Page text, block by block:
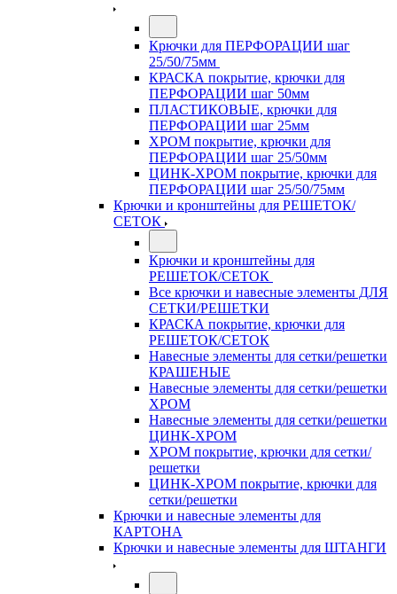
Крючки для ПЕРФОРАЦИИ шаг
25/50/75мм
КРАСКА покрытие, крючки для
ПЕРФОРАЦИИ шаг 50мм
ПЛАСТИКОВЫЕ, крючки для
ПЕРФОРАЦИИ шаг 25мм
ХРОМ покрытие, крючки для
ПЕРФОРАЦИИ шаг 25/50мм
ЦИНК-ХРОМ покрытие, крючки для
ПЕРФОРАЦИИ шаг 25/50/75мм
Крючки и кронштейны для РЕШЕТОК/
СЕТОК
Крючки и кронштейны для
РЕШЕТОК/СЕТОК
Все крючки и навесные элементы ДЛЯ
СЕТКИ/РЕШЕТКИ
КРАСКА покрытие, крючки для
РЕШЕТОК/СЕТОК
Навесные элементы для сетки/решетки
КРАШЕНЫЕ
Навесные элементы для сетки/решетки
ХРОМ
Навесные элементы для сетки/решетки
ЦИНК-ХРОМ
ХРОМ покрытие, крючки для сетки/
решетки
ЦИНК-ХРОМ покрытие, крючки для
сетки/решетки
Крючки и навесные элементы для
КАРТОНА
Крючки и навесные элементы для ШТАНГИ